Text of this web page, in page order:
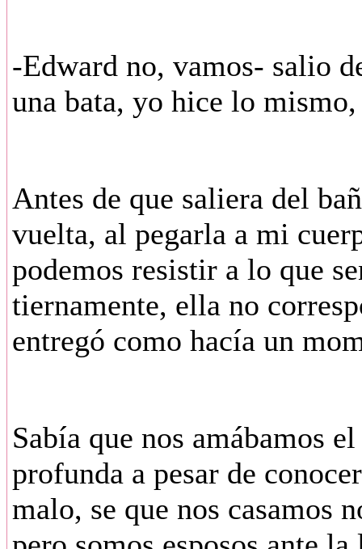
-Edward no, vamos- salio
una bata, yo hice lo
Antes de que saliera del
vuelta, al pegarla a mi
podemos resistir a lo que
tiernamente, ella no
entregó como hacía un
Sabía que nos amábamos
profunda a pesar de
malo, se que nos casamos